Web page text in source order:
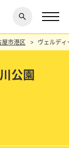
探す
閉じ
る
屋市港区 ヴェルデ
公園